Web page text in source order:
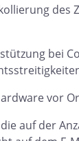
des
bei
vor
auf der